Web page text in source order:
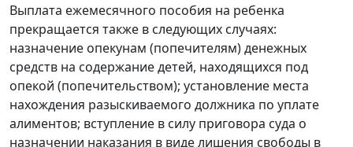
Выплата ежемесячного пособия на ребенка
прекращается также в следующих случаях:
назначение опекунам (попечителям) денежных
средств на содержание детей, находящихся под
опекой (попечительством); установление места
нахождения разыскиваемого должника по уплате
алиментов; вступление в силу приговора суда о
назначении наказания в виде лишения свободы в